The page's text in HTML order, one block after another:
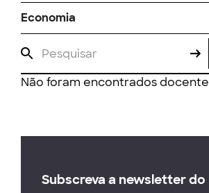
Economia
Não foram encontrados
Subscreva a newsletter do